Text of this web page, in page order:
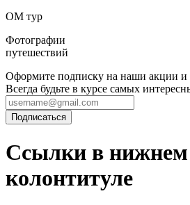
ОМ тур
Фотографии
путешествий
Оформите подписку на наши акции и
Всегда будьте в курсе самых
Ссылки в нижнем
колонтитуле